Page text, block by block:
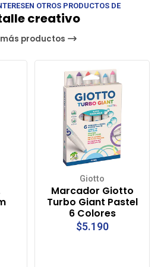
OTROS PRODUCTOS DE
creativo
más productos
Giotto
Marcador Giotto
Turbo Giant Pastel
6 Colores
$5.190